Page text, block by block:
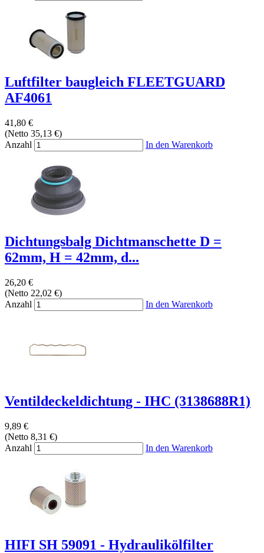
Luftfilter baugleich FLEETGUARD
AF4061
41,80 €
(Netto 35,13 €)
Anzahl
In den Warenkorb
Dichtungsbalg Dichtmanschette D =
62mm, H = 42mm, d...
26,20 €
(Netto 22,02 €)
Anzahl
In den Warenkorb
Ventildeckeldichtung - IHC (3138688R1)
9,89 €
(Netto 8,31 €)
Anzahl
In den Warenkorb
HIFI SH 59091 - Hydraulikölfilter